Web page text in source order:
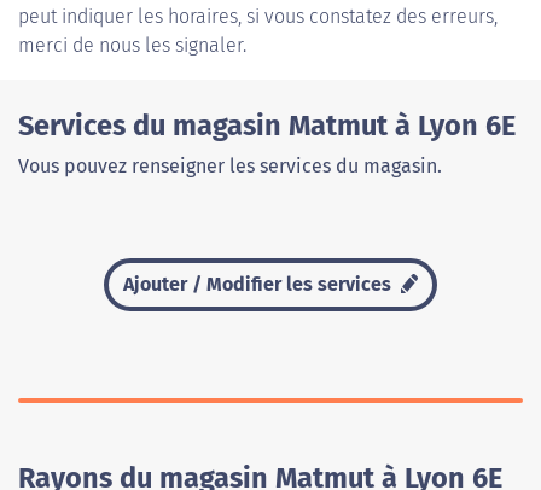
peut indiquer les horaires, si vous constatez des erreurs,
merci de nous les signaler.
Services du magasin Matmut à Lyon 6E
Vous pouvez renseigner les services du magasin.
Ajouter / Modifier les services
Rayons du magasin Matmut à Lyon 6E